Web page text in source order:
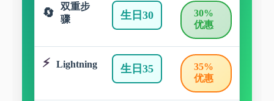
双重步
骤
生日30
30%
优惠
Lightning 生日35
35%
优惠